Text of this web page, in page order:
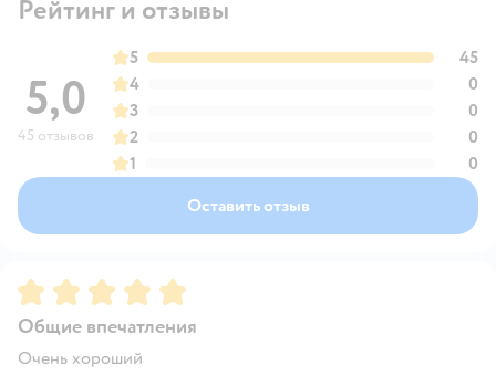
Рейтинг и отзывы
5,0
45 отзывов
5
45
4
0
3
0
2
0
1
0
Оставить отзыв
Рейтинг:5
Общие впечатления
Очень хороший